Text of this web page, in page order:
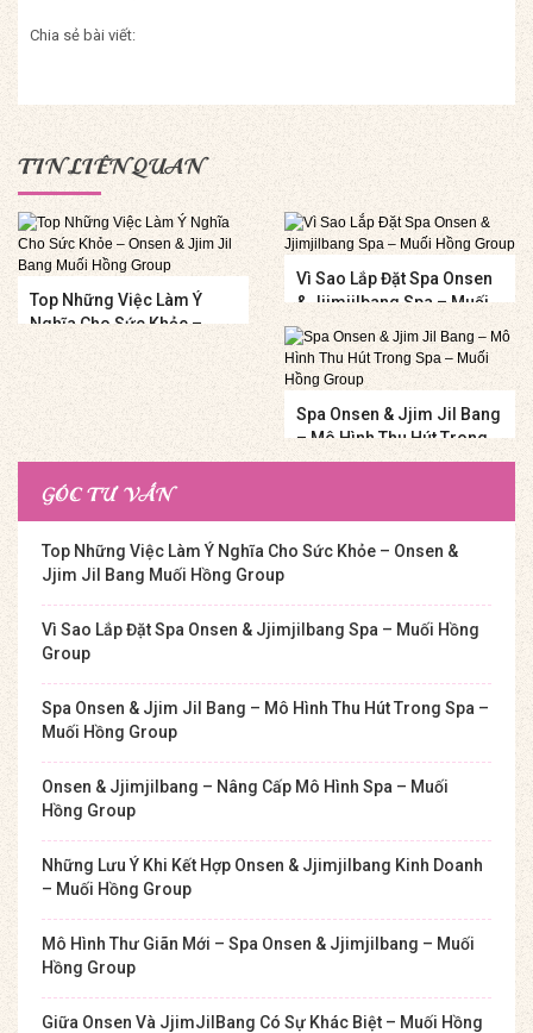
Chia sẻ bài viết:
TIN LIÊN QUAN
Top Những Việc Làm Ý
Nghĩa Cho Sức Khỏe –
Onsen & Jjim Jil Bang
Muối Hồng Group
Vì Sao Lắp Đặt Spa Onsen
& Jjimjilbang Spa – Muối
Hồng Group
Spa Onsen & Jjim Jil Bang
– Mô Hình Thu Hút Trong
Spa – Muối Hồng Group
GÓC TƯ VẤN
Top Những Việc Làm Ý Nghĩa Cho Sức Khỏe – Onsen &
Jjim Jil Bang Muối Hồng Group
Vì Sao Lắp Đặt Spa Onsen & Jjimjilbang Spa – Muối Hồng
Group
Spa Onsen & Jjim Jil Bang – Mô Hình Thu Hút Trong Spa –
Muối Hồng Group
Onsen & Jjimjilbang – Nâng Cấp Mô Hình Spa – Muối
Hồng Group
Những Lưu Ý Khi Kết Hợp Onsen & Jjimjilbang Kinh Doanh
– Muối Hồng Group
Mô Hình Thư Giãn Mới – Spa Onsen & Jjimjilbang – Muối
Hồng Group
Giữa Onsen Và JjimJilBang Có Sự Khác Biệt – Muối Hồng